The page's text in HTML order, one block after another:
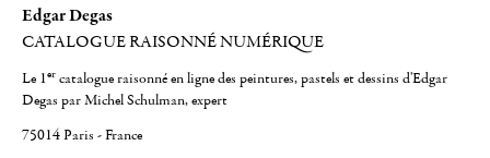
Edgar Degas
CATALOGUE RAISONNÉ NUMÉRIQUE
Le 1er catalogue raisonné en ligne des peintures, pastels et dessins d'Edgar
Degas par Michel Schulman, expert
75014 Paris - France